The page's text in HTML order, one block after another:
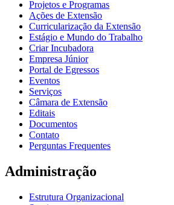
Projetos e Programas
Ações de Extensão
Curricularização da Extensão
Estágio e Mundo do Trabalho
Criar Incubadora
Empresa Júnior
Portal de Egressos
Eventos
Serviços
Câmara de Extensão
Editais
Documentos
Contato
Perguntas Frequentes
Administração
Estrutura Organizacional